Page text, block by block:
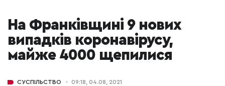
На Франківщині 9 нових
випадків коронавірусу,
майже 4000 щепилися
СУСПІЛЬСТВО 09:18, 04.08, 2021